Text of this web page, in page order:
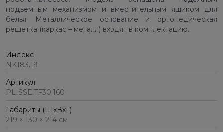
подъемным механизмом и вместительным ящиком для
белья. Металлическое основание и ортопедическая
решетка (каркас – металл) входят в комплектацию.
Индекс
NK183.19
Артикул
PLISSE.TF30.160
Габариты (ШхВхГ)
219 × 130 × 214 см